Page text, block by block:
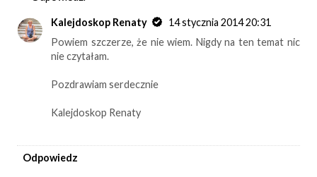
Kalejdoskop Renaty
14 stycznia 2014 20:31
Powiem szczerze, że nie wiem. Nigdy na ten temat nic
nie czytałam.
Pozdrawiam serdecznie
Kalejdoskop Renaty
Odpowiedz